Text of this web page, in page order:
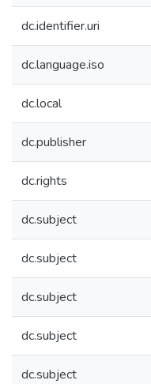
dc.identifier.uri
dc.language.iso
dc.local
dc.publisher
dc.rights
dc.subject
dc.subject
dc.subject
dc.subject
dc.subject